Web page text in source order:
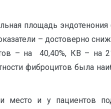
площадь
– достоверно
– на 40,40%, КВ – на
фиброцитов была
место и у пациентов